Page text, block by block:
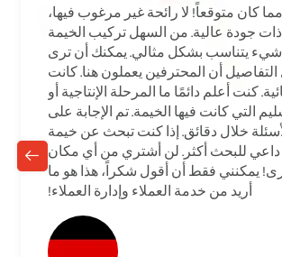
كان متوقعاً! لا رائحة غير مرغوب فيها،
ذات جودة عالية. من السهل تركيب الخيمة
شيء يتناسب بشكل مثالي. يمكنك أن ترى
أن المحترفين يعملون هنا. كانت
كنت أعلم دائمًا ما المرحلة الإنتاجية أو
التي كانت فيها الخيمة. تم الإجابة على
خلال دقائق. إذا كنت تبحث عن خيمة
للبحث أكثر. لن أشتري من أي مكان
يمكنني فقط أن أقول شكراً، هذا هو ما
أريد من خدمة العملاء وإدارة العملاء!